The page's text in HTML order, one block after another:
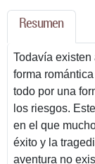
Resumen
Todavía
forma
todo por una
los riesgos.
en el que
éxito y la
aventura no